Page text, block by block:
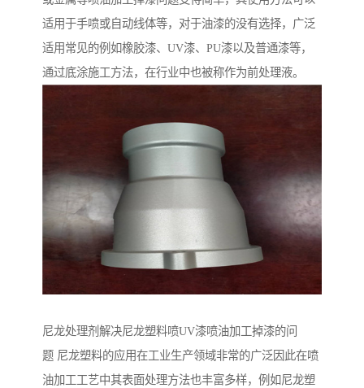
适用于手喷或自动线体等，对于油漆的没有选择，广泛
适用常见的例如橡胶漆、UV漆、PU漆以及普通漆等，
通过底涂施工方法，在行业中也被称作为前处理液。
尼龙处理剂解决尼龙塑料喷UV漆喷油加工掉漆的问
题 尼龙塑料的应用在工业生产领域非常的广泛因此在喷
油加工工艺中其表面处理方法也丰富多样，例如尼龙塑